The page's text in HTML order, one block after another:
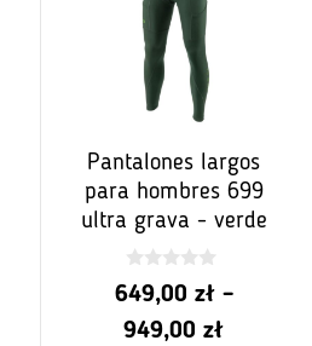
Pantalones largos
para hombres 699
ultra grava - verde
0
z
649,00 zł –
949,00 złRango